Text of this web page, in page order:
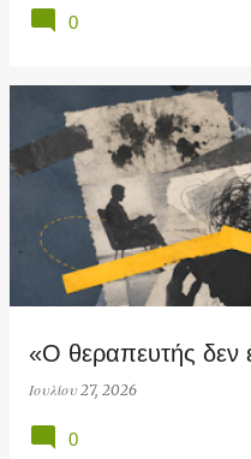
0
«Ο θεραπευτής δεν
Ιουλίου 27, 2026
0